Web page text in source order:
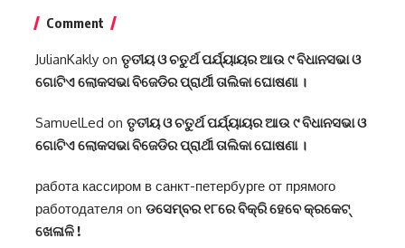
Comment
JulianKakly on ତୃତୀୟ ଓ ଚତୁର୍ଥ ପର୍ଯ୍ୟାୟର ଆଉ ୯ ବିଧାନସଭା ଓ
ଗୋଟିଏ ଲୋକସଭା ବିଜେଡିର ପ୍ରାର୍ଥୀ ତାଲିକା ଘୋଷଣା ।
SamuelLed on ତୃତୀୟ ଓ ଚତୁର୍ଥ ପର୍ଯ୍ୟାୟର ଆଉ ୯ ବିଧାନସଭା ଓ
ଗୋଟିଏ ଲୋକସଭା ବିଜେଡିର ପ୍ରାର୍ଥୀ ତାଲିକା ଘୋଷଣା ।
работа кассиром в санкт-петербурге от прямого
работодателя on ଡସେମ୍ବର ୧୮ରେ ବିକ୍ରି ହେବେ କ୍ରକେଟ୍
ଖେଳାଳି !